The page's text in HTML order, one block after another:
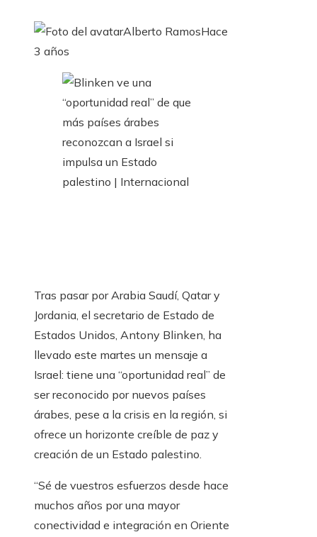
Alberto RamosHace
3 años
Tras pasar por Arabia Saudí, Qatar y
Jordania, el secretario de Estado de
Estados Unidos, Antony Blinken, ha
llevado este martes un mensaje a
Israel: tiene una “oportunidad real” de
ser reconocido por nuevos países
árabes, pese a la crisis en la región, si
ofrece un horizonte creíble de paz y
creación de un Estado palestino.
“Sé de vuestros esfuerzos desde hace
muchos años por una mayor
conectividad e integración en Oriente